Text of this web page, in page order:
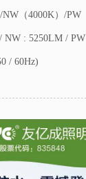
（4000K）/PW
: 5250LM /
/ 60Hz)